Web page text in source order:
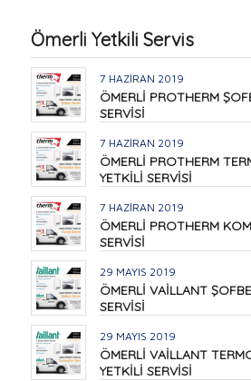
Ömerli Yetkili Servis
7 HAZIRAN 2019
ÖMERLİ PROTHERM
SERVİSİ
7 HAZIRAN 2019
ÖMERLİ PROTHERM
YETKİLİ SERVİSİ
7 HAZIRAN 2019
ÖMERLİ PROTHERM
SERVİSİ
29 MAYIS 2019
ÖMERLİ VAİLLANT
SERVİSİ
29 MAYIS 2019
ÖMERLİ VAİLLANT
YETKİLİ SERVİSİ